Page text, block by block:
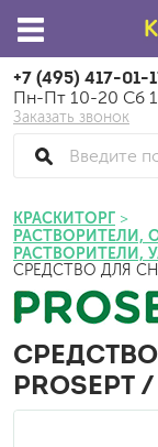
+7 (495) 417-01-
Пн-Пт 10-20 Сб
Заказать звонок
КРАСКИТОРГ
РАСТВОРИТЕЛИ,
РАСТВОРИТЕЛИ,
СРЕДСТВО ДЛЯ